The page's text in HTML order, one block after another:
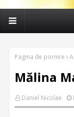
Pagina de pornire
Mălina
Daniel Nicolae